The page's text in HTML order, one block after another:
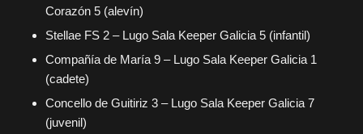
Corazón 5 (alevín)
Stellae FS 2 – Lugo Sala Keeper Galicia 5 (infantil)
Compañía de María 9 – Lugo Sala Keeper Galicia 1
(cadete)
Concello de Guitiriz 3 – Lugo Sala Keeper Galicia 7
(juvenil)